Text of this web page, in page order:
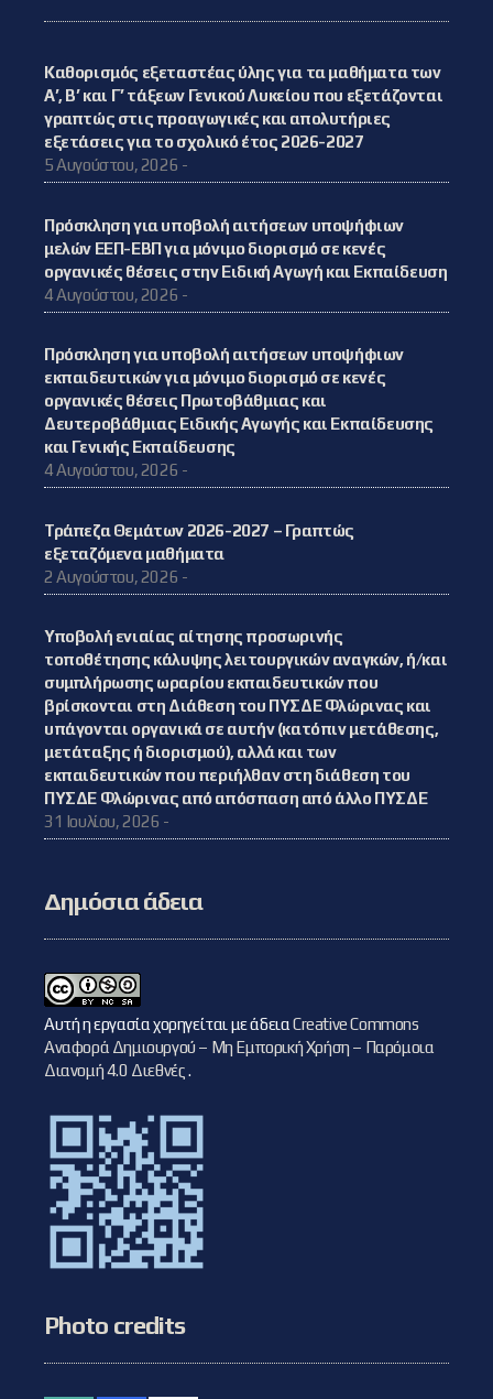
Καθορισμός εξεταστέας ύλης για τα μαθήματα των
Α’, Β’ και Γ’ τάξεων Γενικού Λυκείου που εξετάζονται
γραπτώς στις προαγωγικές και απολυτήριες
εξετάσεις για το σχολικό έτος 2026-2027
5 Αυγούστου, 2026 -
Πρόσκληση για υποβολή αιτήσεων υποψήφιων
μελών ΕΕΠ-ΕΒΠ για μόνιμο διορισμό σε κενές
οργανικές θέσεις στην Ειδική Αγωγή και Εκπαίδευση
4 Αυγούστου, 2026 -
Πρόσκληση για υποβολή αιτήσεων υποψήφιων
εκπαιδευτικών για μόνιμο διορισμό σε κενές
οργανικές θέσεις Πρωτοβάθμιας και
Δευτεροβάθμιας Ειδικής Αγωγής και Εκπαίδευσης
και Γενικής Εκπαίδευσης
4 Αυγούστου, 2026 -
Τράπεζα Θεμάτων 2026-2027 – Γραπτώς
εξεταζόμενα μαθήματα
2 Αυγούστου, 2026 -
Υποβολή ενιαίας αίτησης προσωρινής
τοποθέτησης κάλυψης λειτουργικών αναγκών, ή/και
συμπλήρωσης ωραρίου εκπαιδευτικών που
βρίσκονται στη Διάθεση του ΠΥΣΔΕ Φλώρινας και
υπάγονται οργανικά σε αυτήν (κατόπιν μετάθεσης,
μετάταξης ή διορισμού), αλλά και των
εκπαιδευτικών που περιήλθαν στη διάθεση του
ΠΥΣΔΕ Φλώρινας από απόσπαση από άλλο ΠΥΣΔΕ
31 Ιουλίου, 2026 -
Δημόσια άδεια
Αυτή η εργασία χορηγείται με άδειαCreative Commons
Αναφορά Δημιουργού – Μη Εμπορική Χρήση – Παρόμοια
Διανομή 4.0 Διεθνές.
Photo credits